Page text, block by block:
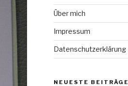
Über mich
Impressum
Datenschutzerklärung
NEUESTE BEITRÄGE